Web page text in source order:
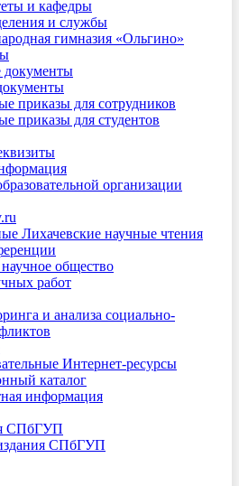
и кафедры
и службы
гимназия «Ольгино»
приказы для сотрудников
приказы для студентов
организации
Лихачевские научные чтения
общество
работ
и анализа социально-
Интернет-ресурсы
каталог
информация
СПбГУП
СПбГУП